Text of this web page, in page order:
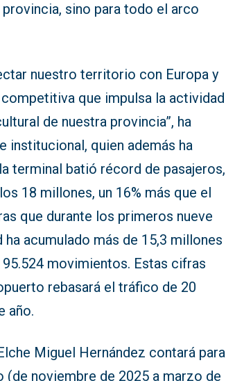
sino para todo el arco
nuestro territorio con Europa y
que impulsa la actividad
de nuestra provincia”, ha
institucional, quien además ha
terminal batió récord de pasajeros,
18 millones, un 16% más que el
que durante los primeros nueve
ha acumulado más de 15,3 millones
movimientos. Estas cifras
rebasará el tráfico de 20
año.
Miguel Hernández contará para
(de noviembre de 2025 a marzo de